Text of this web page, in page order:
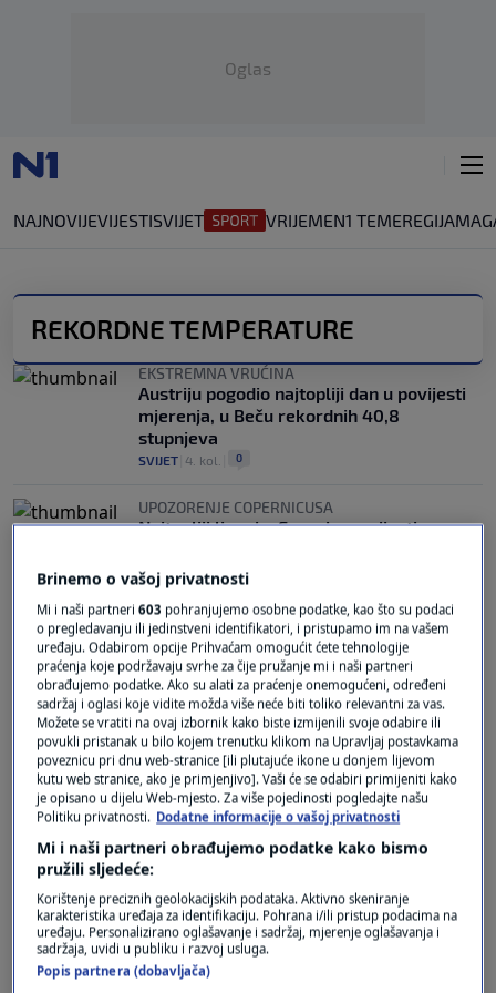
Oglas
NAJNOVIJEVIJESTISVIJET VRIJEMEN1 TEMEREGIJA
REKORDNE TEMPERATURE
EKSTREMNA VRUĆINA
Austriju pogodio najtopliji dan u povijesti
mjerenja, u Beču rekordnih 40,8
stupnjeva
SVIJET 4. kol. 0
UPOZORENJE COPERNICUSA
Najtopliji lipanj u Europi u povijesti
KLIMATSKE PROMJENE
PAKLENE TEMPERATURE
Možemo li još spasiti klimu ili samo sjesti
pod 'klimu' i čekati? "Nije kasno ako se
fokusiramo na tri stvari"
VIJESTI| 28. lip. | 3
Brinemo o vašoj privatnosti
Mi i naši partneri603 pohranjujemo osobne podatke, kao što su podaci
o pregledavanju ili jedinstveni identifikatori, i pristupamo im na vašem
uređaju. Odabirom opcije Prihvaćam omogućit ćete tehnologije
praćenja koje podržavaju svrhe za čije pružanje mi i naši partneri
obrađujemo podatke. Ako su alati za praćenje onemogućeni, određeni
sadržaj i oglasi koje vidite možda više neće biti toliko relevantni za vas.
Možete se vratiti na ovaj izbornik kako biste izmijenili svoje odabire ili
povukli pristanak u bilo kojem trenutku klikom na Upravljaj postavkama
poveznicu pri dnu web-stranice [ili plutajuće ikone u donjem lijevom
kutu web stranice, ako je primjenjivo]. Vaši će se odabiri primijeniti kako
je opisano u dijelu Web-mjesto. Za više pojedinosti pogledajte našu
Politiku privatnosti. Dodatne informacije o vašoj privatnosti
Mi i naši partneri obrađujemo podatke kako bismo
pružili sljedeće:
Korištenje preciznih geolokacijskih podataka. Aktivno skeniranje
karakteristika uređaja za identifikaciju. Pohrana i/ili pristup podacima na
uređaju. Personalizirano oglašavanje i sadržaj, mjerenje oglašavanja i
sadržaja, uvidi u publiku i razvoj usluga.
Popis partnera (dobavljača)